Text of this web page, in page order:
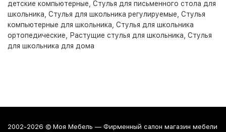
детские компьютерные Стулья для письменного стола для
школьника Стулья для школьника регулируемые Стулья
компьютерные для школьника Стулья для школьника
ортопедические
Растущие стулья для школьника Стулья
для школьника для дома
2002-2026 © Моя Мебель — Фирменный салон магазин мебели